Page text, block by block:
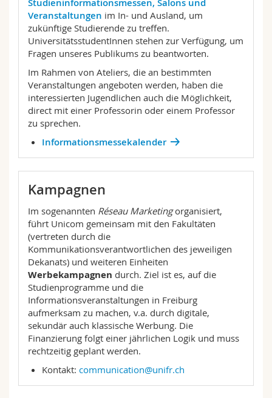
Studieninformationsmessen, Salons und
Veranstaltungen im In- und Ausland, um
zukünftige Studierende zu treffen.
UniversitätsstudentInnen stehen zur Verfügung, um
Fragen unseres Publikums zu beantworten.
Im Rahmen von Ateliers, die an bestimmten
Veranstaltungen angeboten werden, haben die
interessierten Jugendlichen auch die Möglichkeit,
direct mit einer Professorin oder einem Professor
zu sprechen.
Informationsmessekalender
Kampagnen
Im sogenannten Réseau Marketingorganisiert,
führt Unicom gemeinsam mit den Fakultäten
(vertreten durch die
Kommunikationsverantwortlichen des jeweiligen
Dekanats) und weiteren Einheiten
Werbekampagnen durch. Ziel ist es, auf die
Studienprogramme und die
Informationsveranstaltungen in Freiburg
aufmerksam zu machen, v.a. durch digitale,
sekundär auch klassische Werbung. Die
Finanzierung folgt einer jährlichen Logik und muss
rechtzeitig geplant werden.
Kontakt: communication@unifr.ch